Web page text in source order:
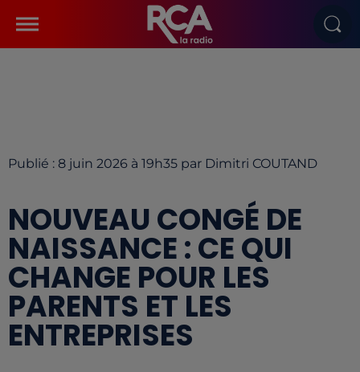
Publié : 8 juin 2026 à 19h35 par Dimitri COUTAND
NOUVEAU CONGÉ DE
NAISSANCE : CE QUI
CHANGE POUR LES
PARENTS ET LES
ENTREPRISES